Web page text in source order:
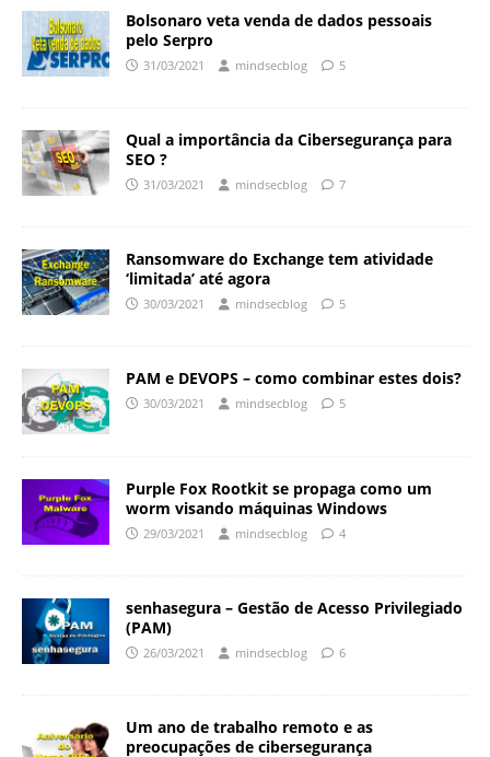
Bolsonaro veta venda de dados pessoais
pelo Serpro
31/03/2021 mindsecblog 5
Qual a importância da Cibersegurança para
SEO ?
31/03/2021 mindsecblog 7
Ransomware do Exchange tem atividade
‘limitada’ até agora
30/03/2021 mindsecblog 5
PAM e DEVOPS – como combinar estes dois?
30/03/2021 mindsecblog 5
Purple Fox Rootkit se propaga como um
worm visando máquinas Windows
29/03/2021 mindsecblog 4
senhasegura – Gestão de Acesso Privilegiado
(PAM)
26/03/2021 mindsecblog 6
Um ano de trabalho remoto e as
preocupações de cibersegurança